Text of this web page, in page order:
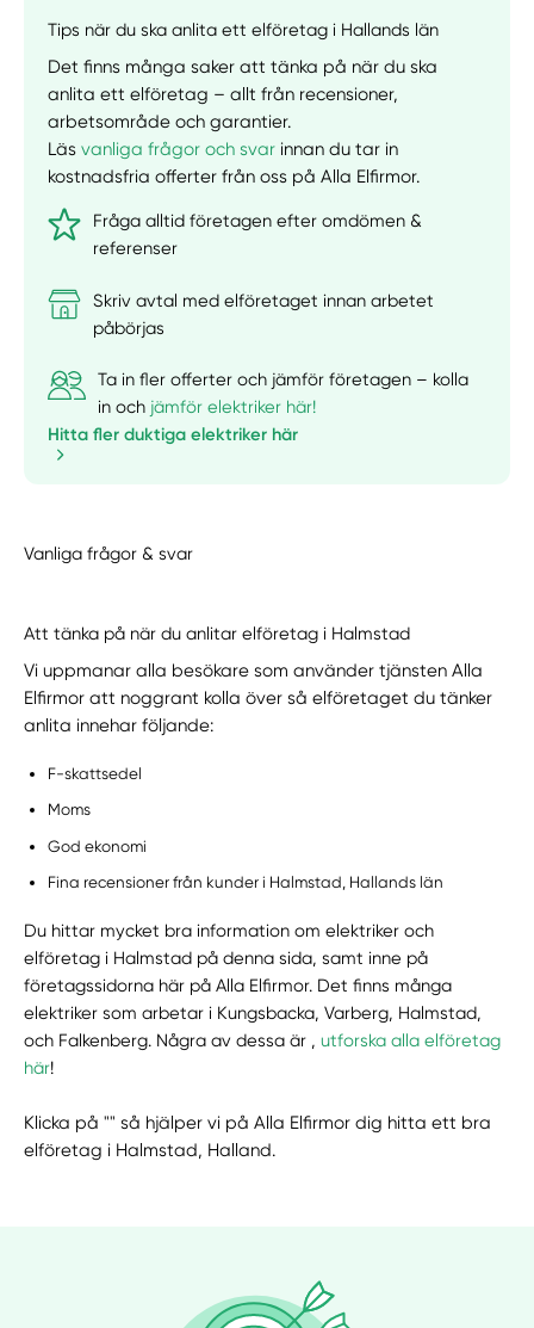
Tips när du ska anlita ett elföretag i Hallands län
Det finns många saker att tänka på när du ska
anlita ett elföretag – allt från recensioner,
arbetsområde och garantier.
Läsvanliga frågor och svar innan du tar in
kostnadsfria offerter från oss på Alla Elfirmor.
Fråga alltid företagen efter omdömen &
referenser
Skriv avtal med elföretaget innan arbetet
påbörjas
Ta in fler offerter och jämför företagen – kolla
in och jämför elektriker här!
Hitta fler duktiga elektriker här
Vanliga frågor & svar
Att tänka på när du anlitar elföretag i Halmstad
Vi uppmanar alla besökare som använder tjänsten Alla
Elfirmor att noggrant kolla över så elföretaget du tänker
anlita innehar följande:
F-skattsedel
Moms
God ekonomi
Fina recensioner från kunder i Halmstad, Hallands län
Du hittar mycket bra information om elektriker och
elföretag i Halmstad på denna sida, samt inne på
företagssidorna här på Alla Elfirmor. Det finns många
elektriker som arbetar i Kungsbacka, Varberg, Halmstad,
och Falkenberg. Några av dessa är ,utforska alla elföretag
här!
Klicka på "" så hjälper vi på Alla Elfirmor dig hitta ett bra
elföretag i Halmstad, Halland.